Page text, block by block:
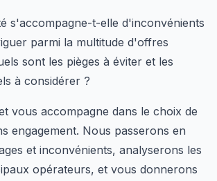
s'accompagne-t-elle d'inconvénients
parmi la multitude d'offres
sont les pièges à éviter et les
à considérer ?
vous accompagne dans le choix de
engagement. Nous passerons en
et inconvénients, analyserons les
opérateurs, et vous donnerons